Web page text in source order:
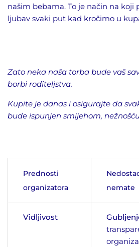
našim bebama. To je način na koji
ljubav svaki put kad kročimo u
Zato neka naša torba bude vaš
borbi roditeljstva.
Kupite je danas i osigurajte da
bude ispunjen smijehom,
Prednosti
organizatora
nemate
Vidljivost